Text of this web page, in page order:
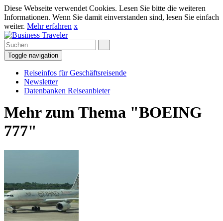
Diese Webseite verwendet Cookies. Lesen Sie bitte die weiteren
Informationen. Wenn Sie damit einverstanden sind, lesen Sie einfach
weiter. Mehr erfahren x
Toggle navigation
Reiseinfos für Geschäftsreisende
Newsletter
Datenbanken Reiseanbieter
Mehr zum Thema "BOEING
777"